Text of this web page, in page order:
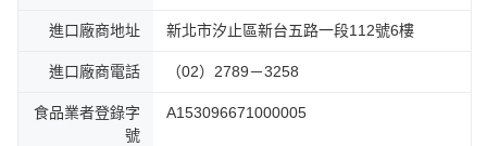
進口廠商地址 新北市汐止區新台五路一段112號6樓
進口廠商電話 （02）2789－3258
食品業者登錄字
號
A153096671000005